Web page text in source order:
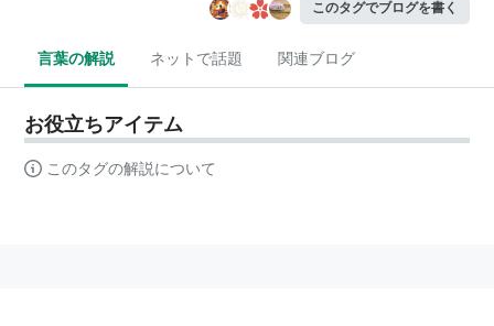
このタグでブログを書く
言葉の解説 ネットで話題 関連ブログ
お役立ちアイテム
このタグの解説について